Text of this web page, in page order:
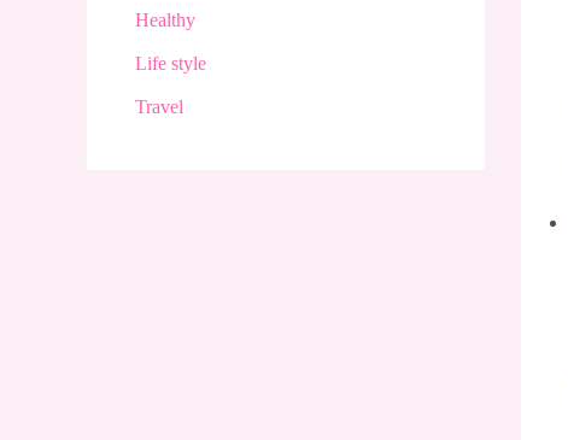
Healthy
Life style
Travel